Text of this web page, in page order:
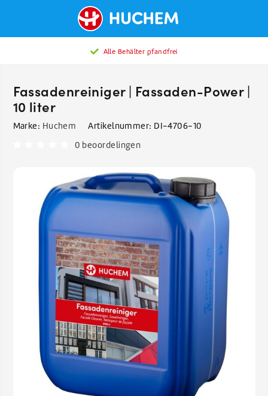
Alle Behälter pfandfrei
Fassadenreiniger | Fassaden-Power |
10 liter
Marke: Huchem Artikelnummer: DI-4706-10
0 beoordelingen